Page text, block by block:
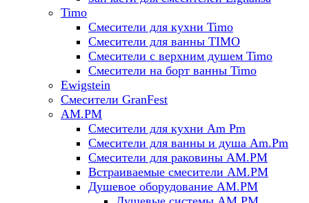
Timo
Смесители для кухни Timo
Смесители для ванны TIMO
Смесители с верхним душем Timo
Смесители на борт ванны Timo
Ewigstein
Смесители GranFest
AM.PM
Смесители для кухни Am Pm
Смесители для ванны и душа Am.Pm
Смесители для раковины AM.PM
Встраиваемые смесители AM.PM
Душевое оборудование AM.PM